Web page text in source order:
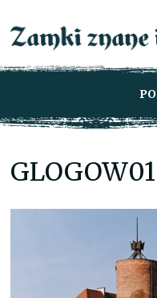
GLOGOW01